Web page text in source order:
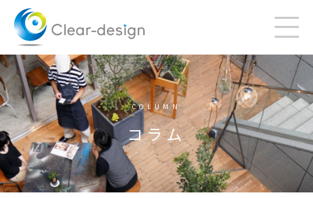
content
COLUMN
コラム